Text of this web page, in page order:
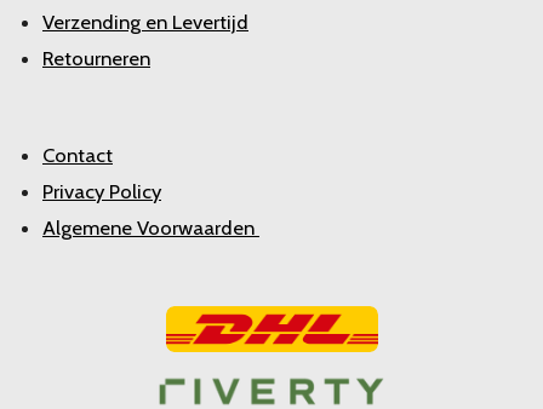
Verzending en Levertijd
Retourneren
Contact
Privacy Policy
Algemene Voorwaarden